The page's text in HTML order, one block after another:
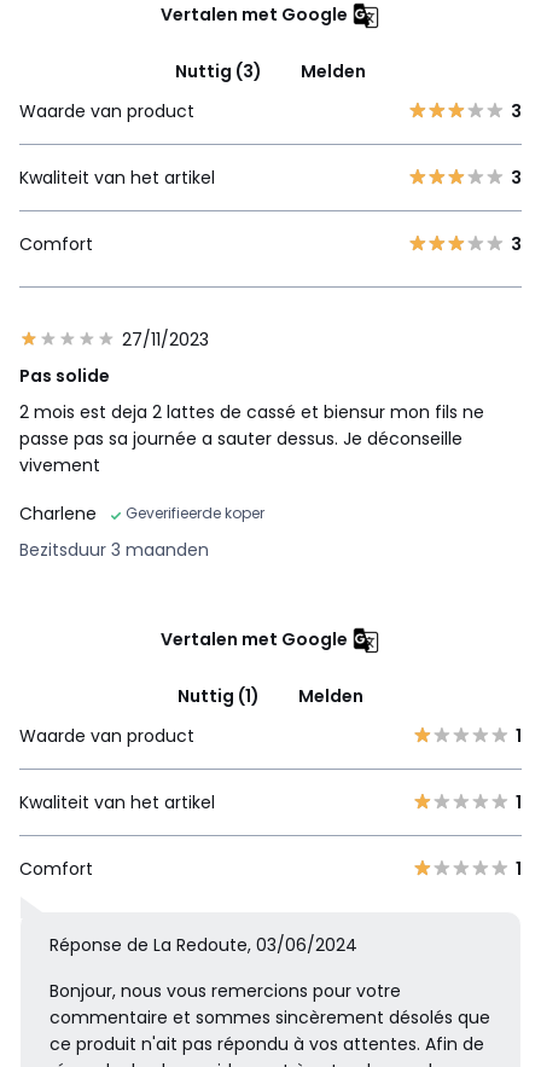
Vertalen met Google
Nuttig (3)
Melden
Waarde van product
3
Kwaliteit van het artikel 3
Comfort 3
27/11/2023
Pas solide
2 mois est deja 2 lattes de cassé et biensur mon fils ne
passe pas sa journée a sauter dessus. Je déconseille
vivement
Charlene
Geverifieerde koper
Bezitsduur 3 maanden
Vertalen met Google
Nuttig (1)
Melden
Waarde van product
1
Kwaliteit van het artikel 1
Comfort 1
Réponse de La Redoute, 03/06/2024
Bonjour, nous vous remercions pour votre
commentaire et sommes sincèrement désolés que
ce produit n'ait pas répondu à vos attentes. Afin de